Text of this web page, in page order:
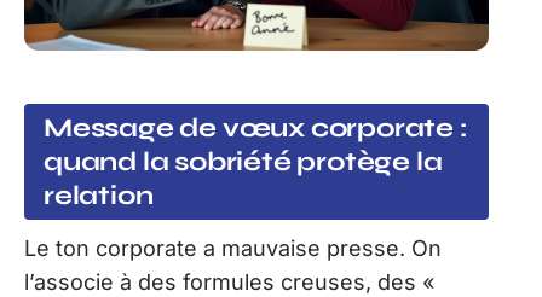
Message de vœux corporate :
quand la sobriété protège la
relation
Le ton corporate a mauvaise presse. On
l’associe à des formules creuses, des «